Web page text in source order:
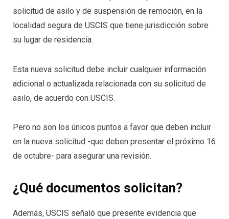
solicitud de asilo y de suspensión de remoción, en la
localidad segura de USCIS que tiene jurisdicción sobre
su lugar de residencia.
Esta nueva solicitud debe incluir cualquier información
adicional o actualizada relacionada con su solicitud de
asilo, de acuerdo con USCIS.
Pero no son los únicos puntos a favor que deben incluir
en la nueva solicitud -que deben presentar el próximo 16
de octubre- para asegurar una revisión.
¿Qué documentos solicitan?
Además, USCIS señaló que presente evidencia que